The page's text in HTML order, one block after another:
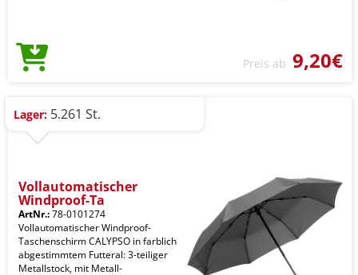
Preis ab 9,20€
Lager: 5.261 St.
Vollautomatischer
Windproof-Ta
ArtNr.:78-0101274
Vollautomatischer Windproof-
Taschenschirm CALYPSO in farblich
abgestimmtem Futteral: 3-teiliger
Metallstock, mit Metall-